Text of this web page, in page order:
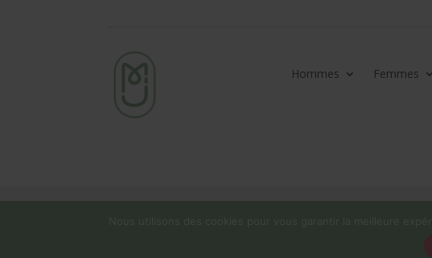
Hommes Femmes
Nous utilisons des cookies pour vous garantir la meilleure